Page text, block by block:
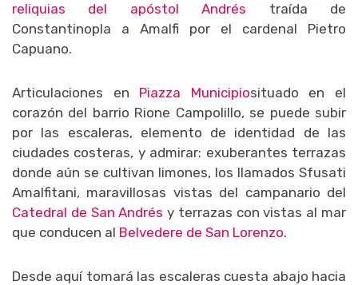
reliquias del apóstol Andrés traída de
Constantinopla a Amalfi por el cardenal Pietro
Capuano.
Articulaciones en Piazza Municipiosituado en el
corazón del barrio Rione Campolillo, se puede subir
por las escaleras, elemento de identidad de las
ciudades costeras, y admirar: exuberantes terrazas
donde aún se cultivan limones, los llamados Sfusati
Amalfitani, maravillosas vistas del campanario del
Catedral de San Andrés y terrazas con vistas al mar
que conducen al Belvedere de San Lorenzo.
Desde aquí tomará las escaleras cuesta abajo hacia